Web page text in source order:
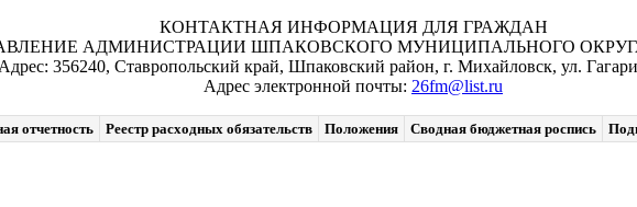
КОНТАКТНАЯ ИНФОРМАЦИЯ ДЛЯ ГРАЖДАН
АДМИНИСТРАЦИИ ШПАКОВСКОГО МУНИЦИПАЛЬНОГО
Адрес: 356240, Ставропольский край, Шпаковский район, г. Михайловск, ул.
Адрес электронной почты: 26fm@list.ru
отчетность Реестр расходных обязательств Положения Сводная бюджетная роспись